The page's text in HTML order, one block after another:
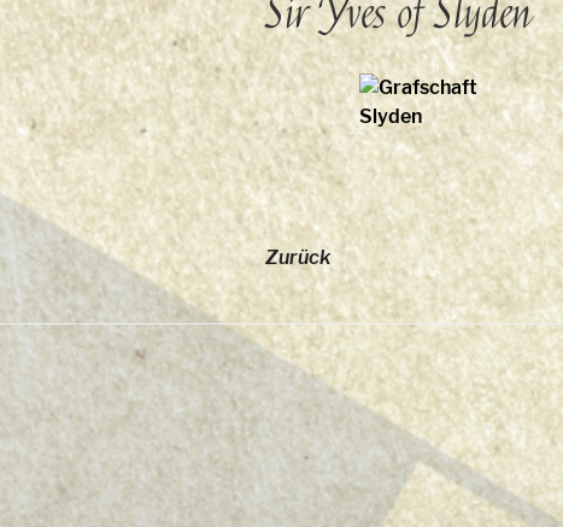
Sir Yves of Slyden
Zurück